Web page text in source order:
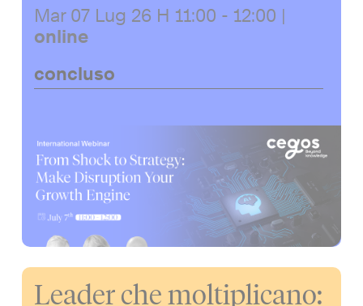
Mar 07 Lug 26 H 11:00 - 12:00 |
online
concluso
Leader che moltiplicano: